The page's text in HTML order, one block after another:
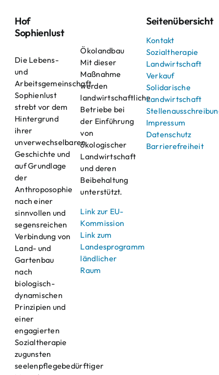
Hof
Sophienlust
Die Lebens-
und
Arbeitsgemeinschaft
Sophienlust
strebt vor dem
Hintergrund
ihrer
unverwechselbaren
Geschichte und
auf Grundlage
der
Anthroposophie
nach einer
sinnvollen und
segensreichen
Verbindung von
Land- und
Gartenbau
nach
biologisch-
dynamischen
Prinzipien und
einer
engagierten
Sozialtherapie
zugunsten
seelenpflegebedürftiger
Ökolandbau
Mit dieser
Maßnahme
werden
landwirtschaftliche
Betriebe bei
der Einführung
von
ökologischer
Landwirtschaft
und deren
Beibehaltung
unterstützt.
Link zur EU-
Kommission
Link zum
Landesprogramm
ländlicher
Raum
Seitenübersicht
Kontakt
Sozialtherapie
Landwirtschaft
Verkauf
Solidarische
Landwirtschaft
Impressum
Datenschutz
Barrierefreiheit